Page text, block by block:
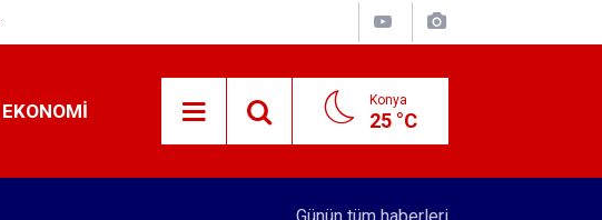
EKONOMI Konya
25 °C